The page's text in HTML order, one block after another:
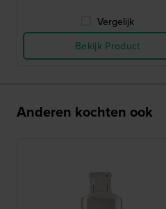
Vergelijk
Bekijk Product
Anderen kochten ook